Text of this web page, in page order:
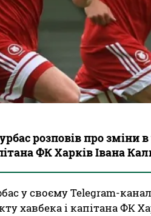
розповів про зміни
ФК Харків Івана
у своєму Telegram-
хавбека і капітана ФК